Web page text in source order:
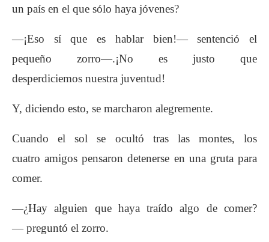
un país en el que sólo haya jóvenes?
—¡Eso sí que es hablar bien!— sentenció el
pequeño zorro—.¡No es justo que
desperdiciemos nuestra juventud!
Y, diciendo esto, se marcharon alegremente.
Cuando el sol se ocultó tras las montes, los
cuatroamigos pensaron detenerse en una grutapara
comer.
—¿Hay alguien que haya traído algo de comer?
—preguntó el zorro.